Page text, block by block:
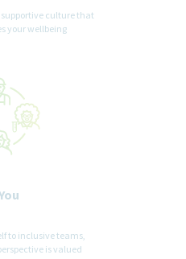
culture that
your wellbeing
to inclusive teams,
is valued